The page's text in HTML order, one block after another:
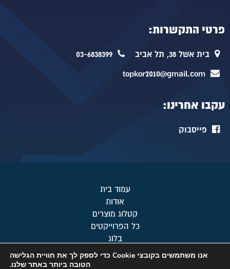
פרטי התקשרות:
בית אשל 38, תל אביב 03-6838399
topkor2010@gmail.com
עקבו אחרינו:
פייסבוק
עמוד בית
אודות
קטלוג מוצרים
כל הפרוייקטים
בלוג
אנו משתמשים בקובצי Cookie כדי לספק לך את חוויית הגלישה
הטובה ביותר באתר שלנו.